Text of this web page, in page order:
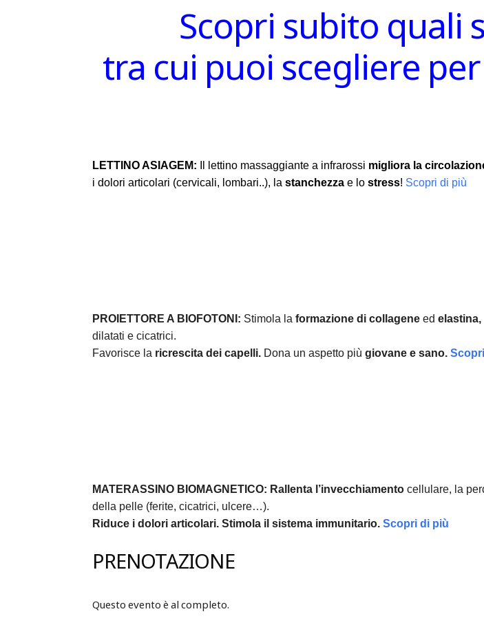
Scopri subito quali
tra cui puoi scegliere
LETTINO ASIAGEM: Il lettino massaggiante a infrarossi migliora la
i dolori articolari (cervicali, lombari..), lastanchezza e lostress! Scopri di più
PROIETTORE A BIOFOTONI: Stimola la formazione di collageneed elastina,
dilatati e cicatrici.
Favorisce la ricrescita dei capelli. Dona un aspetto piùgiovane e sano.
MATERASSINO BIOMAGNETICO: Rallenta l’invecchiamento cellulare, la
della pelle (ferite, cicatrici, ulcere…).
Riduce i dolori articolari.Stimola il sistema immunitario.Scopri di più
PRENOTAZIONE
Questo evento è al completo.